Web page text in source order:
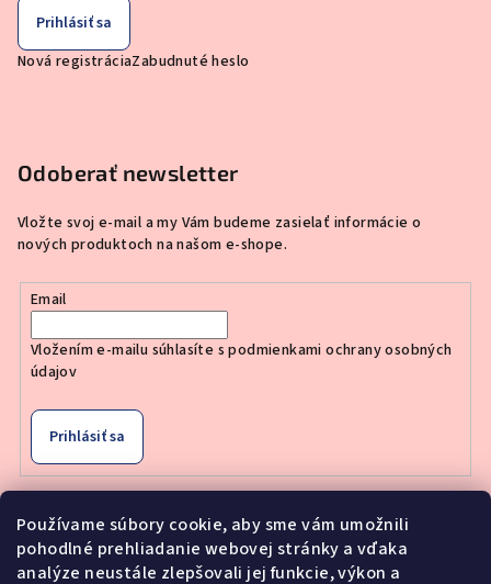
Používame súbory cookie, aby sme vám umožnili
pohodlné prehliadanie webovej stránky a vďaka
analýze neustále zlepšovali jej funkcie, výkon a
Prihlásiť sa
Nová registráciaZabudnuté heslo
Odoberať newsletter
Vložte svoj e-mail a my Vám budeme zasielať informácie o
nových produktoch na našom e-shope.
Email
Vložením e-mailu súhlasíte spodmienkami ochrany osobných
údajov
Prihlásiť sa
Nákupný košík